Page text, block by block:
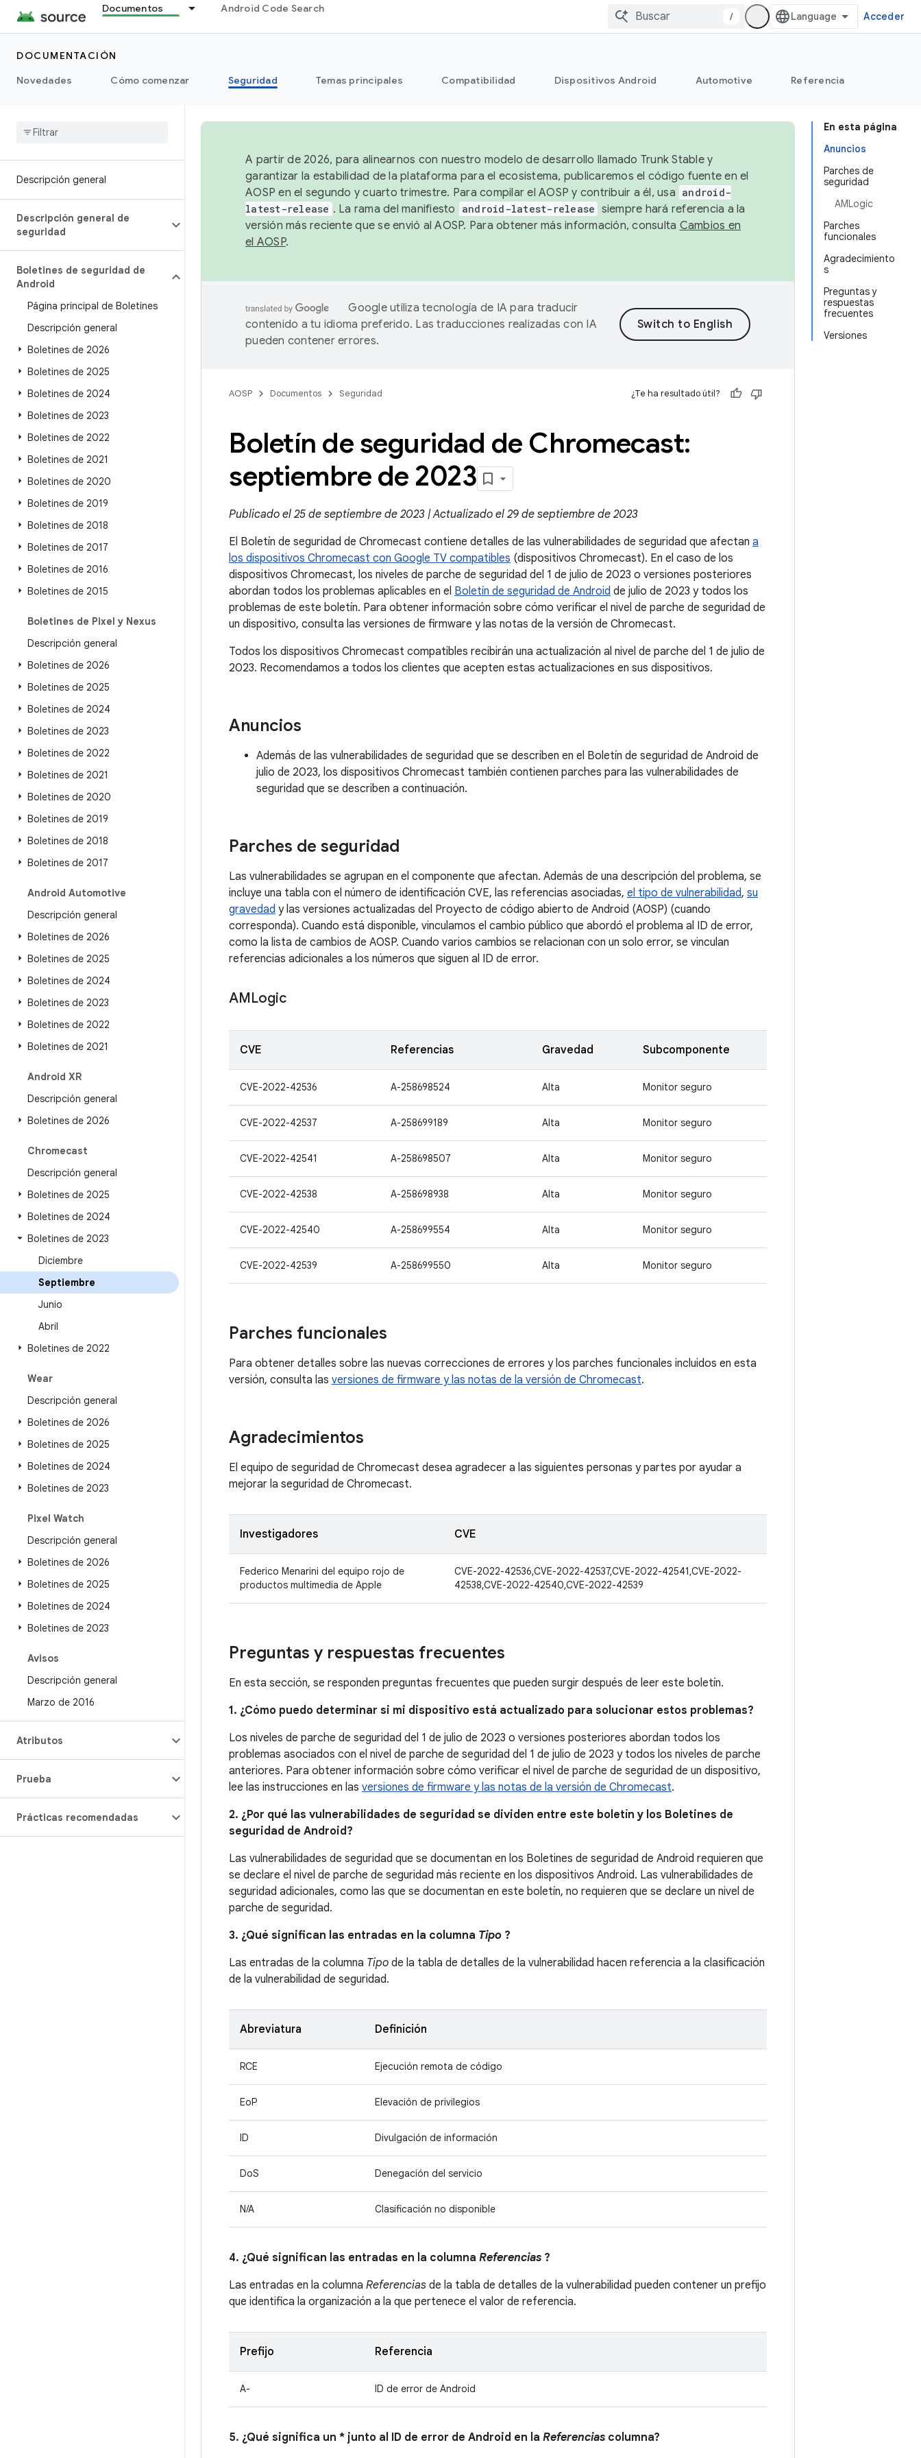
Documentos Android Code Search
/ Acceder
DOCUMENTACIÓN
Novedades
Cómo comenzar Seguridad Temas principales Compatibilidad Dispositivos Android Automotive Referencia
Descripción general
Descripción general de
seguridad
Boletines de seguridad de
Android
Página principal de Boletines
Descripción general
Boletines de 2026
Boletines de 2025
Boletines de 2024
Boletines de 2023
Boletines de 2022
Boletines de 2021
Boletines de 2020
Boletines de 2019
Boletines de 2018
Boletines de 2017
Boletines de 2016
Boletines de 2015
Boletines de Pixel y Nexus
Descripción general
Boletines de 2026
Boletines de 2025
Boletines de 2024
Boletines de 2023
Boletines de 2022
Boletines de 2021
Boletines de 2020
Boletines de 2019
Boletines de 2018
Boletines de 2017
Android Automotive
Descripción general
Boletines de 2026
Boletines de 2025
Boletines de 2024
Boletines de 2023
Boletines de 2022
Boletines de 2021
Android XR
Descripción general
Boletines de 2026
Chromecast
Descripción general
Boletines de 2025
Boletines de 2024
Boletines de 2023
Diciembre
Septiembre
Junio
Abril
Boletines de 2022
Wear
Descripción general
Boletines de 2026
Boletines de 2025
Boletines de 2024
Boletines de 2023
Pixel Watch
Descripción general
Boletines de 2026
Boletines de 2025
Boletines de 2024
Boletines de 2023
Avisos
Descripción general
Marzo de 2016
Atributos
Prueba
Prácticas recomendadas
En esta página
Anuncios
Parches de
seguridad
AMLogic
Parches
funcionales
Agradecimiento
s
Preguntas y
respuestas
frecuentes
Versiones
A partir de 2026, para alinearnos con nuestro modelo de desarrollo llamado Trunk Stable y
garantizar la estabilidad de la plataforma para el ecosistema, publicaremos el código fuente en el
AOSP en el segundo y cuarto trimestre. Para compilar el AOSP y contribuir a él, usa android-
latest-release . La rama del manifiesto android-latest-release siempre hará referencia a la
versión más reciente que se envió al AOSP. Para obtener más información, consulta Cambios en
el AOSP.
Google utiliza tecnología de IA para traducir
contenido a tu idioma preferido. Las traducciones realizadas con IA
pueden contener errores.
AOSP Documentos Seguridad ¿Te ha resultado útil?
Boletín de seguridad de Chromecast:
septiembre de 2023
Publicado el 25 de septiembre de 2023 | Actualizado el 29 de septiembre de 2023
El Boletín de seguridad de Chromecast contiene detalles de las vulnerabilidades de seguridad que afectan a
los dispositivos Chromecast con Google TV compatibles (dispositivos Chromecast). En el caso de los
dispositivos Chromecast, los niveles de parche de seguridad del 1 de julio de 2023 o versiones posteriores
abordan todos los problemas aplicables en el Boletín de seguridad de Android de julio de 2023 y todos los
problemas de este boletín. Para obtener información sobre cómo verificar el nivel de parche de seguridad de
un dispositivo, consulta las versiones de firmware y las notas de la versión de Chromecast.
Todos los dispositivos Chromecast compatibles recibirán una actualización al nivel de parche del 1 de julio de
2023. Recomendamos a todos los clientes que acepten estas actualizaciones en sus dispositivos.
Anuncios
Además de las vulnerabilidades de seguridad que se describen en el Boletín de seguridad de Android de
julio de 2023, los dispositivos Chromecast también contienen parches para las vulnerabilidades de
seguridad que se describen a continuación.
Parches de seguridad
Las vulnerabilidades se agrupan en el componente que afectan. Además de una descripción del problema, se
incluye una tabla con el número de identificación CVE, las referencias asociadas, el tipo de vulnerabilidad, su
gravedad y las versiones actualizadas del Proyecto de código abierto de Android (AOSP) (cuando
corresponda). Cuando está disponible, vinculamos el cambio público que abordó el problema al ID de error,
como la lista de cambios de AOSP. Cuando varios cambios se relacionan con un solo error, se vinculan
referencias adicionales a los números que siguen al ID de error.
AMLogic
CVE Referencias Gravedad Subcomponente
CVE-2022-42536 A-258698524 Alta Monitor seguro
CVE-2022-42537 A-258699189 Alta Monitor seguro
CVE-2022-42541 A-258698507 Alta Monitor seguro
CVE-2022-42538 A-258698938 Alta Monitor seguro
CVE-2022-42540 A-258699554 Alta Monitor seguro
CVE-2022-42539 A-258699550 Alta Monitor seguro
Parches funcionales
Para obtener detalles sobre las nuevas correcciones de errores y los parches funcionales incluidos en esta
versión, consulta las versiones de firmware y las notas de la versión de Chromecast.
Agradecimientos
El equipo de seguridad de Chromecast desea agradecer a las siguientes personas y partes por ayudar a
mejorar la seguridad de Chromecast.
Investigadores CVE
Federico Menarini del equipo rojo de
productos multimedia de Apple
CVE-2022-42536,CVE-2022-42537,CVE-2022-42541,CVE-2022-
42538,CVE-2022-42540,CVE-2022-42539
Preguntas y respuestas frecuentes
En esta sección, se responden preguntas frecuentes que pueden surgir después de leer este boletín.
1. ¿Cómo puedo determinar si mi dispositivo está actualizado para solucionar estos problemas?
Los niveles de parche de seguridad del 1 de julio de 2023 o versiones posteriores abordan todos los
problemas asociados con el nivel de parche de seguridad del 1 de julio de 2023 y todos los niveles de parche
anteriores. Para obtener información sobre cómo verificar el nivel de parche de seguridad de un dispositivo,
lee las instrucciones en las versiones de firmware y las notas de la versión de Chromecast.
2. ¿Por qué las vulnerabilidades de seguridad se dividen entre este boletín y los Boletines de
seguridad de Android?
Las vulnerabilidades de seguridad que se documentan en los Boletines de seguridad de Android requieren que
se declare el nivel de parche de seguridad más reciente en los dispositivos Android. Las vulnerabilidades de
seguridad adicionales, como las que se documentan en este boletín, no requieren que se declare un nivel de
parche de seguridad.
3. ¿Qué significan las entradas en la columna Tipo ?
Las entradas de la columna Tipo de la tabla de detalles de la vulnerabilidad hacen referencia a la clasificación
de la vulnerabilidad de seguridad.
Abreviatura Definición
RCE Ejecución remota de código
EoP Elevación de privilegios
ID Divulgación de información
DoS Denegación del servicio
N/A Clasificación no disponible
4. ¿Qué significan las entradas en la columna Referencias ?
Las entradas en la columna Referencias de la tabla de detalles de la vulnerabilidad pueden contener un prefijo
que identifica la organización a la que pertenece el valor de referencia.
Prefijo Referencia
A- ID de error de Android
5. ¿Qué significa un * junto al ID de error de Android en la Referencias columna?